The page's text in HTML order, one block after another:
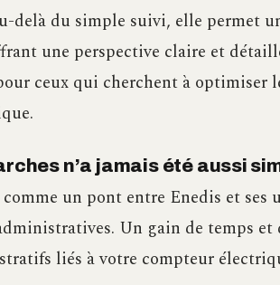
delà du simple suivi, elle permet
une perspective claire et
ceux qui cherchent à optimiser
n’a jamais été aussi
un pont entre Enedis et
Un gain de temps
liés à votre compteur